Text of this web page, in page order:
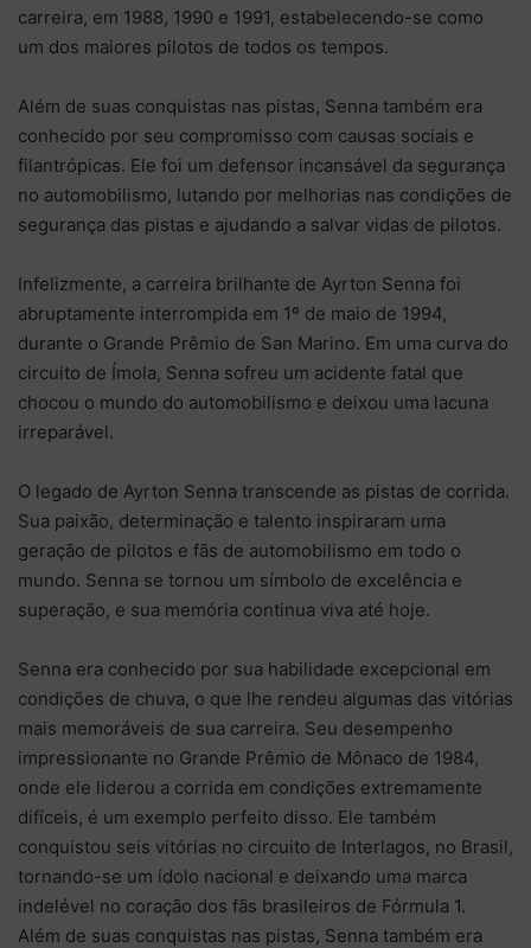
carreira, em 1988, 1990 e 1991, estabelecendo-se como
um dos maiores pilotos de todos os tempos.
Além de suas conquistas nas pistas, Senna também era
conhecido por seu compromisso com causas sociais e
filantrópicas. Ele foi um defensor incansável da segurança
no automobilismo, lutando por melhorias nas condições de
segurança das pistas e ajudando a salvar vidas de pilotos.
Infelizmente, a carreira brilhante de Ayrton Senna foi
abruptamente interrompida em 1º de maio de 1994,
durante o Grande Prêmio de San Marino. Em uma curva do
circuito de Ímola, Senna sofreu um acidente fatal que
chocou o mundo do automobilismo e deixou uma lacuna
irreparável.
O legado de Ayrton Senna transcende as pistas de corrida.
Sua paixão, determinação e talento inspiraram uma
geração de pilotos e fãs de automobilismo em todo o
mundo. Senna se tornou um símbolo de excelência e
superação, e sua memória continua viva até hoje.
Senna era conhecido por sua habilidade excepcional em
condições de chuva, o que lhe rendeu algumas das vitórias
mais memoráveis ​​de sua carreira. Seu desempenho
impressionante no Grande Prêmio de Mônaco de 1984,
onde ele liderou a corrida em condições extremamente
difíceis, é um exemplo perfeito disso. Ele também
conquistou seis vitórias no circuito de Interlagos, no Brasil,
tornando-se um ídolo nacional e deixando uma marca
indelével no coração dos fãs brasileiros de Fórmula 1.
Além de suas conquistas nas pistas, Senna também era